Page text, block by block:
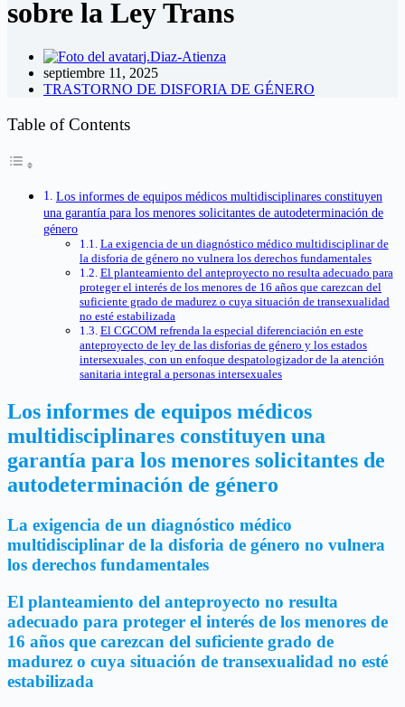
sobre la Ley Trans
j.Diaz-Atienza
septiembre 11, 2025
TRASTORNO DE DISFORIA DE GÉNERO
Table of Contents
Los informes de equipos médicos multidisciplinares constituyen
una garantía para los menores solicitantes de autodeterminación de
género
La exigencia de un diagnóstico médico multidisciplinar de
la disforia de género no vulnera los derechos fundamentales
El planteamiento del anteproyecto no resulta adecuado para
proteger el interés de los menores de 16 años que carezcan del
suficiente grado de madurez o cuya situación de transexualidad
no esté estabilizada
El CGCOM refrenda la especial diferenciación en este
anteproyecto de ley de las disforias de género y los estados
intersexuales, con un enfoque despatologizador de la atención
sanitaria integral a personas intersexuales
Los informes de equipos médicos
multidisciplinares constituyen una
garantía para los menores solicitantes de
autodeterminación de género
La exigencia de un diagnóstico médico
multidisciplinar de la disforia de género no vulnera
los derechos fundamentales
El planteamiento del anteproyecto no resulta
adecuado para proteger el interés de los menores de
16 años que carezcan del suficiente grado de
madurez o cuya situación de transexualidad no esté
estabilizada